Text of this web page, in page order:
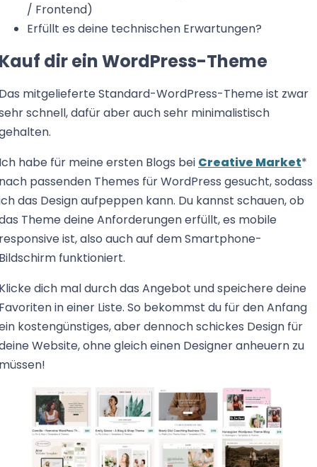
/ Frontend)
Erfüllt es deine technischen Erwartungen?
dir ein WordPress-Theme
mitgelieferte Standard-WordPress-Theme ist zwar
schnell, dafür aber auch sehr minimalistisch
habe für meine ersten Blogs bei Creative Market*
passenden Themes für WordPress gesucht, sodass
das Design aufpeppen kann. Du kannst schauen, ob
Theme deine Anforderungen erfüllt, es mobile
ist, also auch auf dem Smartphone-
funktioniert.
dich mal durch das Angebot und speichere deine
in einer Liste. So bekommst du für den Anfang
kostengünstiges, aber dennoch schickes Design für
Website, ohne gleich einen Designer anheuern zu